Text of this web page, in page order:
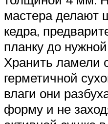
мастера делают
кедра,
планку до
Хранить ламели
герметичной
влаги они
форму и не